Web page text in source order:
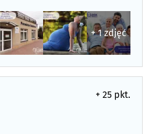
(11) + 1 zdjęć
+ 25 pkt.